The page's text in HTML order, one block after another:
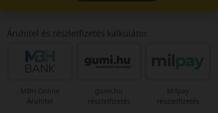
Áruhitel és részletfizetés kalkulátor
MBH Online
Áruhitel
gumi.hu
részletfizetés
Milpay
részletfizetés